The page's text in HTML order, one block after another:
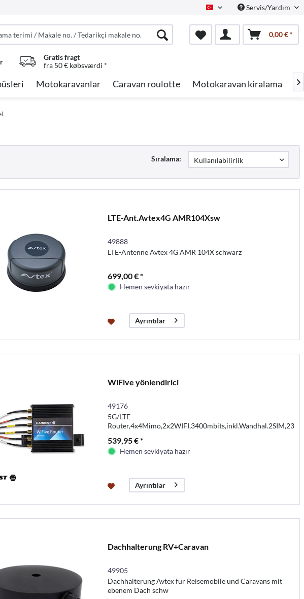
Turkish Servis/Yardım
0,00 € *
Gratis fragt
fra 50 € købsværdi *
Motokaravanlar Caravan roulotte Motokaravan kiralama 
Sıralama:
LTE-Ant.Avtex4G AMR104Xsw
49888
LTE-Antenne Avtex 4G AMR 104X schwarz
699,00 € *
Hemen sevkiyata hazır
Ayrıntılar
WiFive yönlendirici
49176
5G/LTE
539,95 € *
Hemen sevkiyata hazır
Ayrıntılar
Dachhalterung RV+Caravan
49905
Dachhalterung Avtex für Reisemobile und Caravans mit
ebenem Dach schw